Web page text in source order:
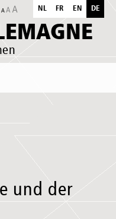
NL FR EN DE
und der